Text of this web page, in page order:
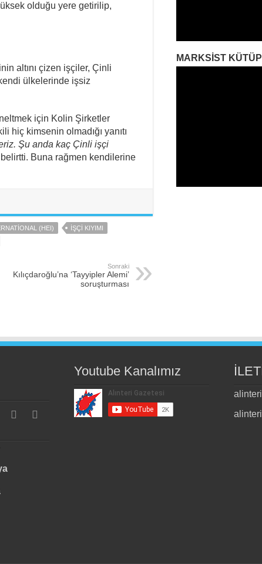
olduğu yere getirilip,
altını çizen işçiler, Çinli
ülkelerinde işsiz
için Kolin Şirketler
hiç kimsenin olmadığı yanıtı
Şu anda kaç Çinli işçi
Buna rağmen kendilerine
(HEI)
IŞÇI KIYIMI
Sonraki
Kılıçdaroğlu’na ‘Tayyipler Alemi’
soruşturması
MARKSIST
Youtube Kanalımız